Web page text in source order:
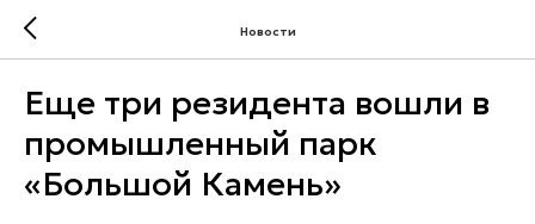
Новости
Еще три резидента вошли в
промышленный парк
«Большой Камень»